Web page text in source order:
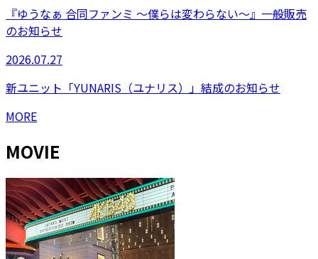
『ゆうなぁ 合同ファンミ 〜僕らは変わらない〜』一般販売
のお知らせ
2026.07.27
新ユニット「YUNARIS（ユナリス）」結成のお知らせ
MORE
MOVIE